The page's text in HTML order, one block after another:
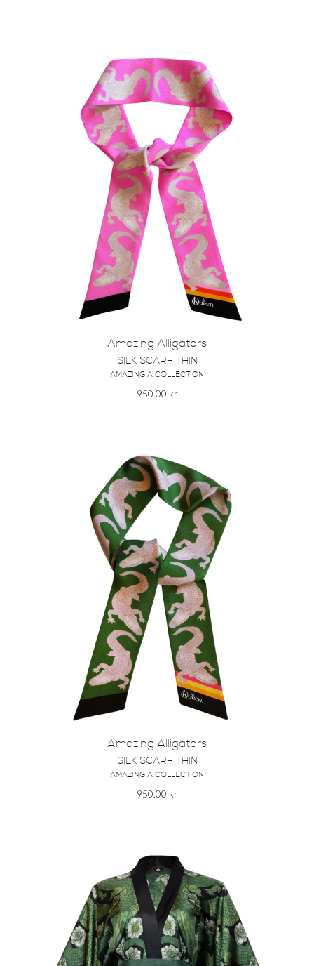
Amazing Alligators
SILK SCARF THIN
AMAZING A COLLECTION
950.00 kr
Amazing Alligators
SILK SCARF THIN
AMAZING A COLLECTION
950.00 kr